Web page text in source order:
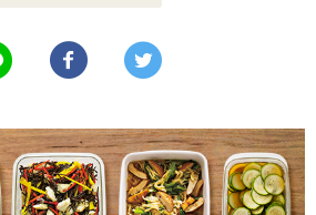
LINEで送る Facebookでシェアする